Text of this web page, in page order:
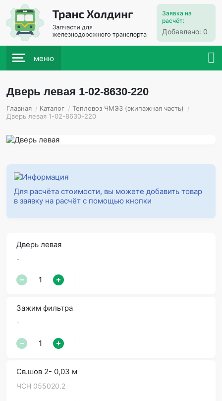
Заявка на
расчёт:
Добавлено: 0
меню
Дверь левая 1-02-8630-220
Главная / Каталог / Тепловоз ЧМЭ3 (экипажная часть) /
Дверь левая 1-02-8630-220
Для расчёта стоимости, вы можете добавить товар
в заявку на расчёт с помощью кнопки
Дверь левая
-
Зажим фильтра
-
Св.шов 2- 0,03 м
ЧСН 055020.2